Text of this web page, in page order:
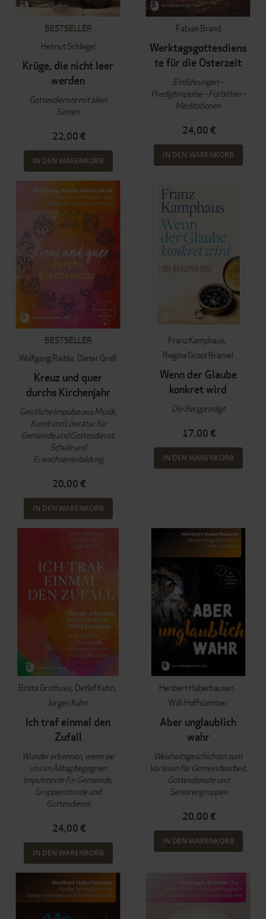
BESTSELLER
Helmut Schlegel
Krüge, die nicht leer
werden
Gottesdienste mit allen
Sinnen
22,00 €
IN DEN WARENKORB
Fabian Brand
Werktagsgottesdiens
te für die Osterzeit
Einführungen –
Predigtimpulse – Fürbitten –
Meditationen
24,00 €
IN DEN WARENKORB
BESTSELLER
Wolfgang Raible Dieter Groß
Kreuz und quer
durchs Kirchenjahr
Geistliche Impulse aus Musik,
Kunst und Literatur für
Gemeinde und Gottesdienst,
Schule und
Erwachsenenbildung
20,00 €
IN DEN WARENKORB
Franz Kamphaus
Regina Groot Bramel
Wenn der Glaube
konkret wird
Die Bergpredigt
17,00 €
IN DEN WARENKORB
Britta Grothues Detlef Kuhn
Jürgen Kuhn
Ich traf einmal den
Zufall
Wunder erkennen, wenn sie
uns im Alltag begegnen
Impulstexte für Gemeinde,
Gruppenstunde und
Gottesdienst
24,00 €
IN DEN WARENKORB
Heribert Haberhausen
Willi Hoffsümmer
Aber unglaublich
wahr
Weisheitsgeschichten zum
Vorlesen für Gemeindearbeit,
Gottesdienste und
Seniorengruppen
20,00 €
IN DEN WARENKORB